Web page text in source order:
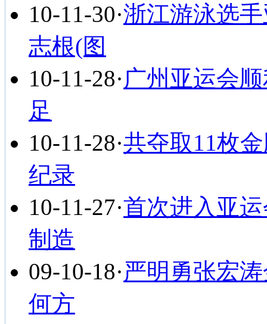
10-11-30·浙江游泳选
志根(图
10-11-28·广州亚运会
足
10-11-28·共夺取11枚
纪录
10-11-27·首次进入亚
制造
09-10-18·严明勇张宏
何方